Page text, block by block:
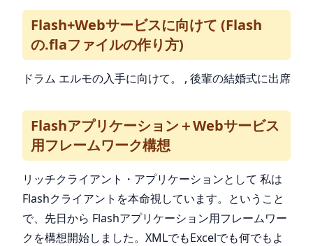
Flash+Webサービスに向けて (Flash
の.flaファイルの作り方)
ドラム エルモの入手に向けて。 , 後輩の結婚式に出席
Flashアプリケーション＋Webサービス
用フレームワーク構想
リッチクライアント・アプリケーションとして 私は
Flashクライアントを本命視しています。ということ
で、先日から Flashアプリケーション用フレームワー
クを構想開始しました。XMLでもExcelでも何でもよ